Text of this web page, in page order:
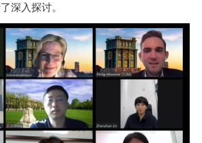
深入探讨。